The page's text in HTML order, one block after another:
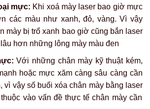
mực: Khi xoá mày laser bao giờ mực
các màu như xanh, đỏ, vàng. Vì vậy
mày bị trổ xanh bao giờ cũng bắn laser
hơn những lông mày màu đen
Với những chân mày kỹ thuật kém,
hoặc mực xăm càng sâu càng cần
vì vậy số buổixóa chân mày bằng laser
vào vấn đề thực tế chân mày cần